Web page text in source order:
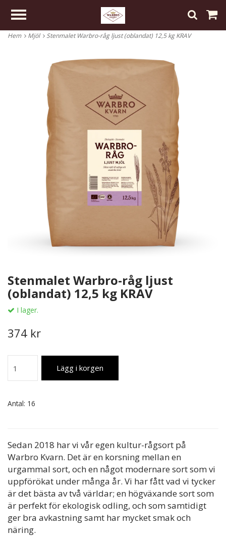
Hem Mjöl Stenmalet Warbro-råg ljust (oblandat) 12,5 kg KRAV
Stenmalet Warbro-råg ljust
(oblandat) 12,5 kg KRAV
I lager.
374 kr
Lägg i korgen
Antal: 16
Sedan 2018 har vi vår egen kultur-rågsort på
Warbro Kvarn. Det är en korsning mellan en
urgammal sort, och en något modernare sort som vi
uppförökat under många år. Vi har fått vad vi tycker
är det bästa av två världar; en högväxande sort som
är perfekt för ekologisk odling, och som samtidigt
ger bra avkastning samt har mycket smak och
näring.